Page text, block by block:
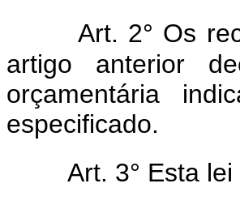
Art. 2° Os
artigo anterior
orçamentária
especificado.
Art. 3° Esta